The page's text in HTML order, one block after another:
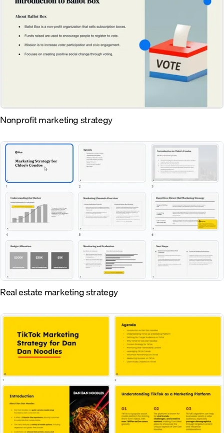
Nonprofit marketing strategy
Real estate marketing strategy